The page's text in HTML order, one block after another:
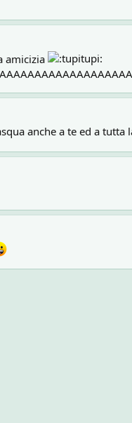
amicizia
anche a te ed a tutta